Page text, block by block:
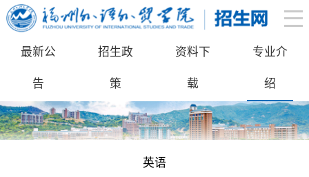
最新公
告
招生政
策
资料下
载
专业介
绍
英语